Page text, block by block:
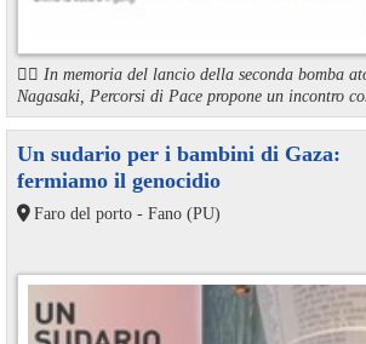
🏳️‍🌈 In memoria del lancio della seconda bomba
Nagasaki, Percorsi di Pace propone un incontro
Un sudario per i bambini di Gaza:
fermiamo il genocidio
Faro del porto - Fano (PU)